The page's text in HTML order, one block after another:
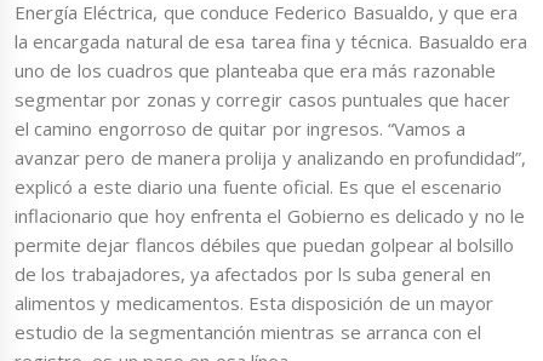
Energía Eléctrica, que conduce Federico Basualdo, y que era
la encargada natural de esa tarea fina y técnica. Basualdo era
uno de los cuadros que planteaba que era más razonable
segmentar por zonas y corregir casos puntuales que hacer
el camino engorroso de quitar por ingresos. “Vamos a
avanzar pero de manera prolija y analizando en profundidad”,
explicó a este diario una fuente oficial. Es que el escenario
inflacionario que hoy enfrenta el Gobierno es delicado y no le
permite dejar flancos débiles que puedan golpear al bolsillo
de los trabajadores, ya afectados por ls suba general en
alimentos y medicamentos. Esta disposición de un mayor
estudio de la segmentanción mientras se arranca con el